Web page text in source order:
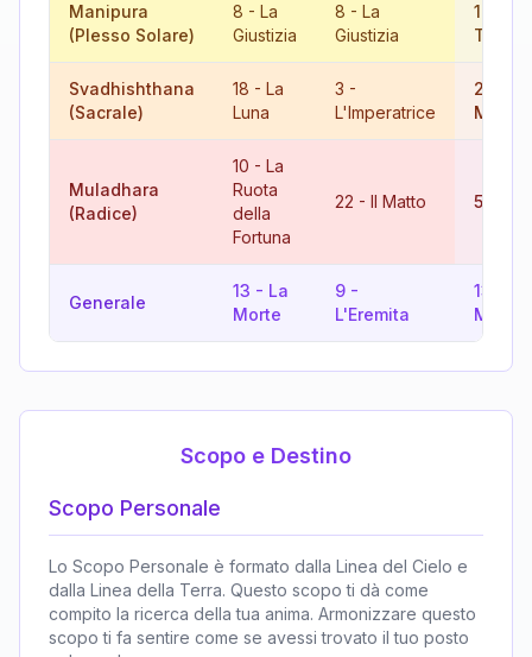
Manipura
(Plesso Solare)
8 - La
Giustizia
8 - La
Giustizia
16
Torre
Svadhishthana
(Sacrale)
18 - La
Luna
3 -
L'Imperatrice
21
Mondo
Muladhara
(Radice)
10 - La
Ruota
della
Fortuna
22 - Il Matto 5
Generale
13 - La
Morte
9 -
L'Eremita
13
Morte
Scopo e Destino
Scopo Personale
Lo Scopo Personale è formato dalla Linea del Cielo e
dalla Linea della Terra. Questo scopo ti dà come
compito la ricerca della tua anima. Armonizzare questo
scopo ti fa sentire come se avessi trovato il tuo posto